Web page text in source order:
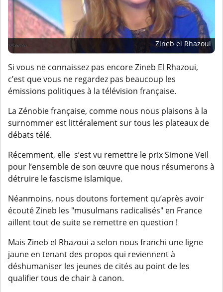
Zineb el Rhazoui
Si vous ne connaissez pas encore Zineb El Rhazoui,
c’est que vous ne regardez pas beaucoup les
émissions politiques à la télévision française.
La Zénobie française, comme nous nous plaisons à la
surnommer est littéralement sur tous les plateaux de
débats télé.
Récemment, elle s’est vu remettre le prix Simone Veil
pour l’ensemble de son œuvre que nous résumerons à
détruire le fascisme islamique.
Néanmoins, nous doutons fortement qu’après avoir
écouté Zineb les "musulmans radicalisés" en France
aillent tout de suite se remettre en question !
Mais Zineb el Rhazoui a selon nous franchi une ligne
jaune en tenant des propos qui reviennent à
déshumaniser les jeunes de cités au point de les
qualifier tous de chair à canon.